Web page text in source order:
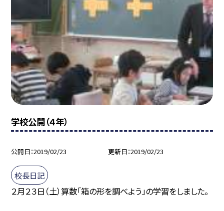
学校公開（４年）
公開日 2019/02/23 更新日 2019/02/23
校長日記
２月２３日（土）算数「箱の形を調べよう」の学習をしました。